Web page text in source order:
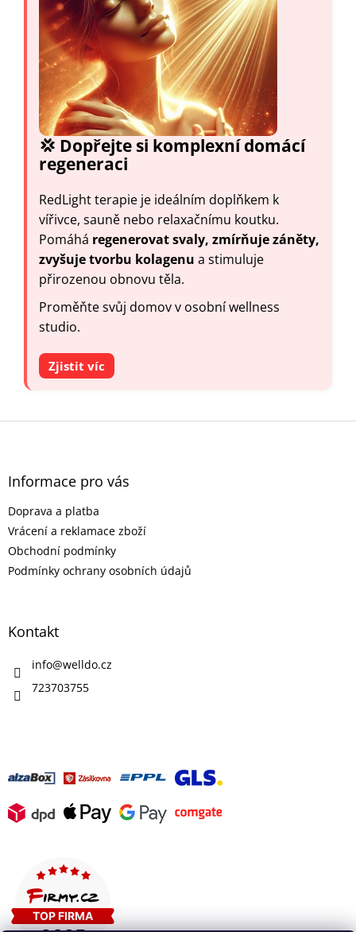
💢 Dopřejte si komplexní domácí
regeneraci
RedLight terapie je ideálním doplňkem k
vířivce, sauně nebo relaxačnímu koutku.
Pomáhá regenerovat svaly, zmírňuje záněty,
zvyšuje tvorbu kolagenu a stimuluje
přirozenou obnovu těla.
Proměňte svůj domov v osobní wellness
studio.
Zjistit víc
Z
Informace pro vás
Doprava a platba
Vrácení a reklamace zboží
Obchodní podmínky
Podmínky ochrany osobních údajů
Kontakt
info@welldo.cz
723703755